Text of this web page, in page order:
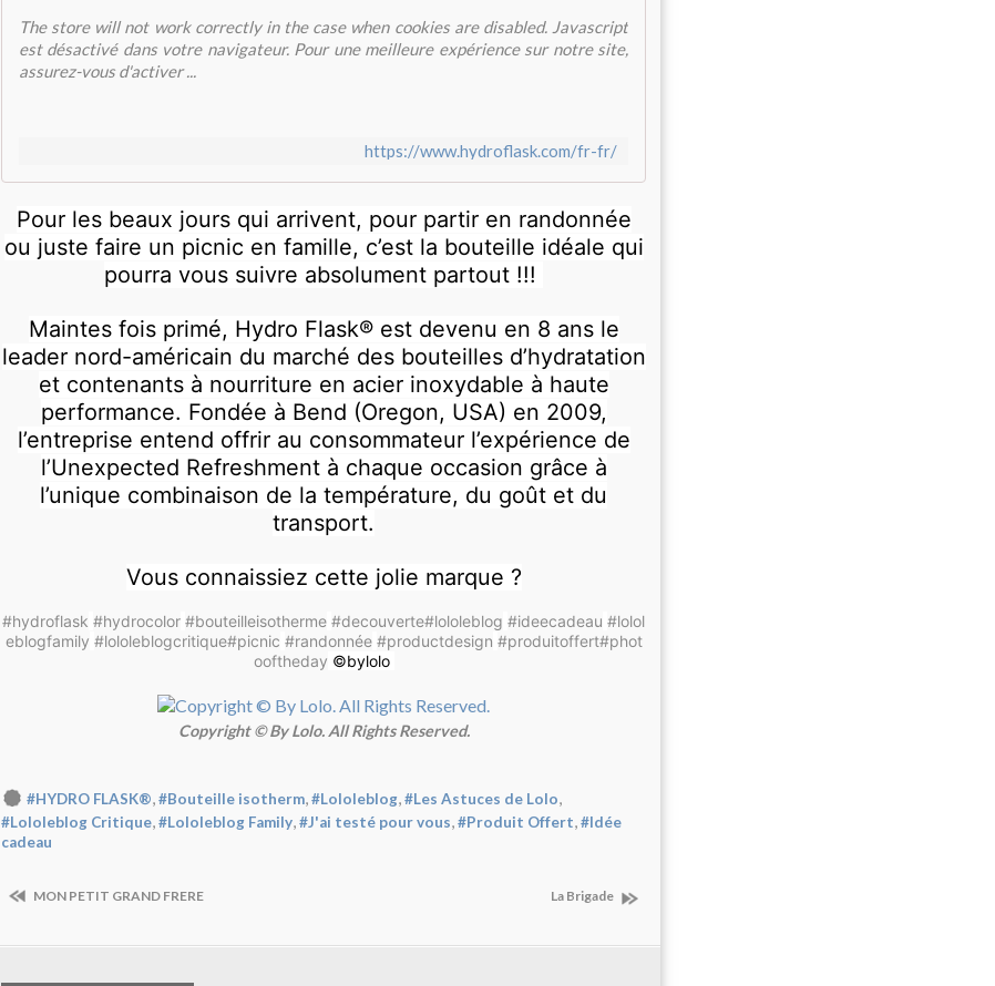
The store will not work correctly in the case when cookies are disabled. Javascript
est désactivé dans votre navigateur. Pour une meilleure expérience sur notre site,
assurez-vous d'activer ...
https://www.hydroflask.com/fr-fr/
Pour les beaux jours qui arrivent, pour partir en randonnée
ou juste faire un picnic en famille, c’est la bouteille idéale qui
pourra vous suivre absolument partout !!!
Maintes fois primé, Hydro Flask® est devenu en 8 ans le
leader nord-américain du marché des bouteilles d’hydratation
et contenants à nourriture en acier inoxydable à haute
performance. Fondée à Bend (Oregon, USA) en 2009,
l’entreprise entend offrir au consommateur l’expérience de
l’Unexpected Refreshment à chaque occasion grâce à
l’unique combinaison de la température, du goût et du
transport.
Vous connaissiez cette jolie marque ?
#hydroflask #hydrocolor #bouteilleisotherme #decouverte#lololeblog #ideecadeau #lolol
eblogfamily #lololeblogcritique#picnic #randonnée #productdesign #produitoffert#phot
ooftheday ©️bylolo
Copyright © By Lolo. All Rights Reserved.
#HYDRO FLASK®,#Bouteille isotherm,#Lololeblog,#Les Astuces de Lolo,
#Lololeblog Critique,#Lololeblog Family,#J'ai testé pour vous,#Produit Offert,#Idée
cadeau
MON PETIT GRAND FRERE La Brigade